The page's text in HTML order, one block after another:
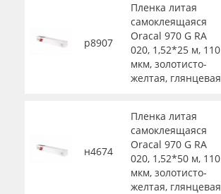
р8907
Пленка литая
самоклеящаяся
Oracal 970 G RA
020, 1,52*25 м, 110
мкм, золотисто-
желтая, глянцевая
н4674
Пленка литая
самоклеящаяся
Oracal 970 G RA
020, 1,52*50 м, 110
мкм, золотисто-
желтая, глянцевая